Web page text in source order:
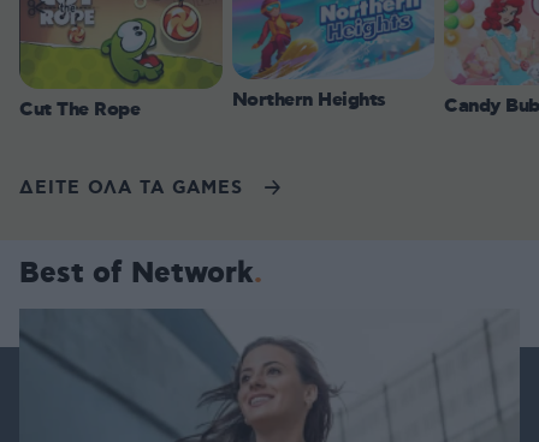
Cut The Rope Northern Heights Candy
ΔΕΙΤΕ ΟΛΑ ΤΑ GAMES
Best of Network